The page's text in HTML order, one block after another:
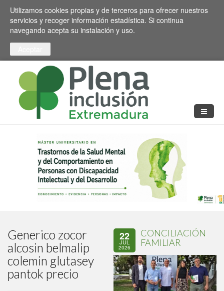
Pasar al contenido principal
Toggle high contrast
Utilizamos cookies propias y de terceros para ofrecer nuestros
servicios y recoger información estadística. Si continua
navegando acepta su instalación y uso.
Generico zocor
alcosin belmalip
colemin glutasey
pantok precio
22
JUL
2026
CONCILIACIÓN
FAMILIAR